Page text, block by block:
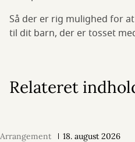
Så der er rig mulighed for
til dit barn, der er tosset
Relateret
Arrangement 18. august 2026